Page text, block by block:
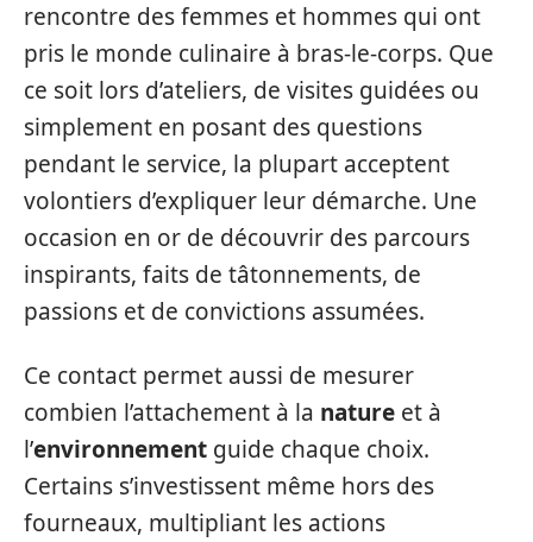
rencontre des femmes et hommes qui ont
pris le monde culinaire à bras-le-corps. Que
ce soit lors d’ateliers, de visites guidées ou
simplement en posant des questions
pendant le service, la plupart acceptent
volontiers d’expliquer leur démarche. Une
occasion en or de découvrir des parcours
inspirants, faits de tâtonnements, de
passions et de convictions assumées.
Ce contact permet aussi de mesurer
combien l’attachement à la nature et à
l’environnement guide chaque choix.
Certains s’investissent même hors des
fourneaux, multipliant les actions